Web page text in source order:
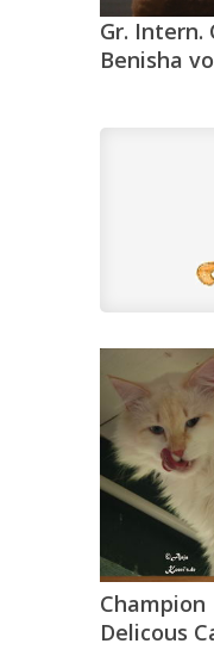
Gr. Intern.
Benisha
Champion
Delicous